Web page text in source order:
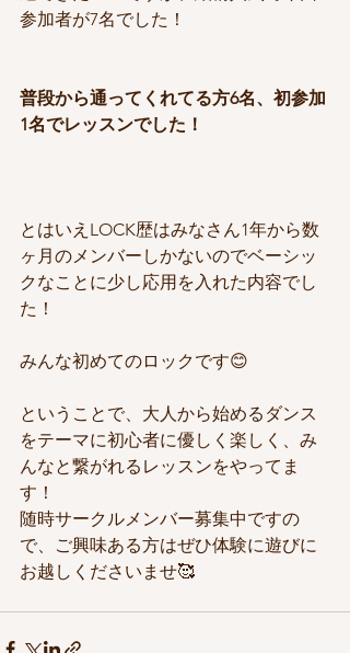
参加者が7名でした！
普段から通ってくれてる方6名、初参加
1名でレッスンでした！
とはいえLOCK歴はみなさん1年から数
ヶ月のメンバーしかないのでベーシッ
クなことに少し応用を入れた内容でし
た！
みんな初めてのロックです😊
ということで、大人から始めるダンス
をテーマに初心者に優しく楽しく、み
んなと繋がれるレッスンをやってま
す！
随時サークルメンバー募集中ですの
で、ご興味ある方はぜひ体験に遊びに
お越しくださいませ🥰